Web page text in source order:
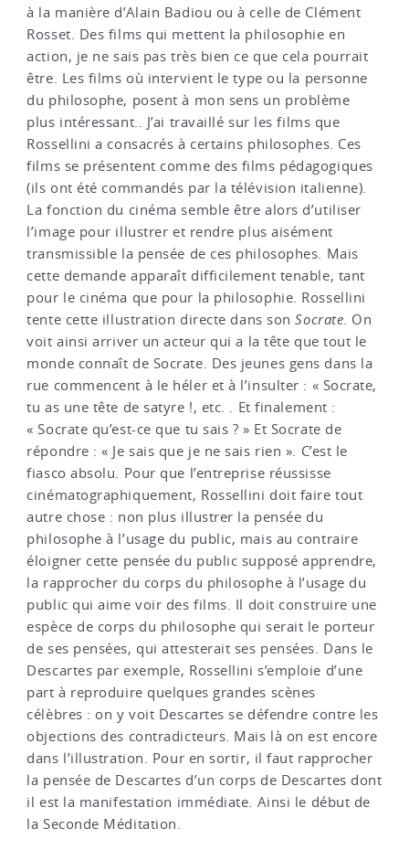
à la manière d’Alain Badiou ou à celle de Clément
Rosset. Des films qui mettent la philosophie en
action, je ne sais pas très bien ce que cela pourrait
être. Les films où intervient le type ou la personne
du philosophe, posent à mon sens un problème
plus intéressant.. J’ai travaillé sur les films que
Rossellini a consacrés à certains philosophes. Ces
films se présentent comme des films pédagogiques
(ils ont été commandés par la télévision italienne).
La fonction du cinéma semble être alors d’utiliser
l’image pour illustrer et rendre plus aisément
transmissible la pensée de ces philosophes. Mais
cette demande apparaît difficilement tenable, tant
pour le cinéma que pour la philosophie. Rossellini
tente cette illustration directe dans sonSocrate. On
voit ainsi arriver un acteur qui a la tête que tout le
monde connaît de Socrate. Des jeunes gens dans la
rue commencent à le héler et à l’insulter : « Socrate,
tu as une tête de satyre !, etc. . Et finalement :
« Socrate qu’est-ce que tu sais ? » Et Socrate de
répondre : « Je sais que je ne sais rien ». C’est le
fiasco absolu. Pour que l’entreprise réussisse
cinématographiquement, Rossellini doit faire tout
autre chose : non plus illustrer la pensée du
philosophe à l’usage du public, mais au contraire
éloigner cette pensée du public supposé apprendre,
la rapprocher du corps du philosophe à l’usage du
public qui aime voir des films. Il doit construire une
espèce de corps du philosophe qui serait le porteur
de ses pensées, qui attesterait ses pensées. Dans le
Descartes par exemple, Rossellini s’emploie d’une
part à reproduire quelques grandes scènes
célèbres : on y voit Descartes se défendre contre les
objections des contradicteurs. Mais là on est encore
dans l’illustration. Pour en sortir, il faut rapprocher
la pensée de Descartes d’un corps de Descartes dont
il est la manifestation immédiate. Ainsi le début de
la Seconde Méditation.